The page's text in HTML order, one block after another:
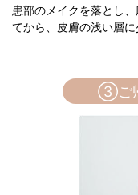
患部のメイクを落とし
てから、皮膚の浅い層に
③ご